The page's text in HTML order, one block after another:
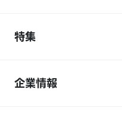
特集
企業情報